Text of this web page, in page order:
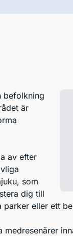
befolkning
är
av efter
som
dig till
parker eller ett